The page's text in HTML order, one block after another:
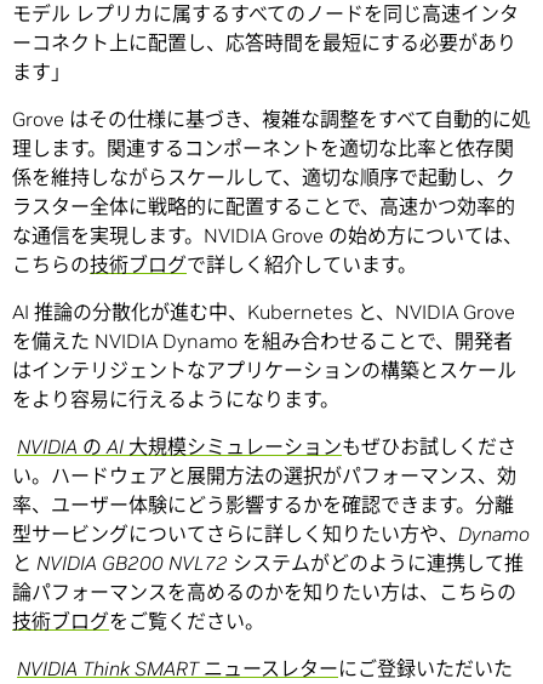
モデル レプリカに属するすべてのノードを同じ高速インタ
ーコネクト上に配置し、応答時間を最短にする必要があり
ます」
Grove はその仕様に基づき、複雑な調整をすべて自動的に処
理します。関連するコンポーネントを適切な比率と依存関
係を維持しながらスケールして、適切な順序で起動し、ク
ラスター全体に戦略的に配置することで、高速かつ効率的
な通信を実現します。NVIDIA Grove の始め方については、
こちらの技術ブログで詳しく紹介しています。
AI 推論の分散化が進む中、Kubernetes と、NVIDIA Grove
を備えた NVIDIA Dynamo を組み合わせることで、開発者
はインテリジェントなアプリケーションの構築とスケール
をより容易に行えるようになります。
NVIDIA の AI 大規模シミュレーションもぜひお試しくださ
い。ハードウェアと展開方法の選択がパフォーマンス、効
率、ユーザー体験にどう影響するかを確認できます。分離
型サービングについてさらに詳しく知りたい方や、 Dynamo
と NVIDIA GB200 NVL72 システムがどのように連携して推
論パフォーマンスを高めるのかを知りたい方は、こちらの
技術ブログをご覧ください。
NVIDIA Think SMART ニュースレターにご登録いただいた